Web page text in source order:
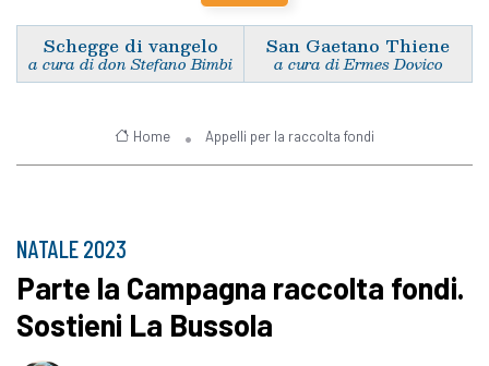
Schegge di vangelo
a cura di don Stefano Bimbi
San Gaetano Thiene
a cura di Ermes Dovico
Home Appelli per la raccolta fondi
NATALE 2023
Parte la Campagna raccolta fondi.
Sostieni La Bussola